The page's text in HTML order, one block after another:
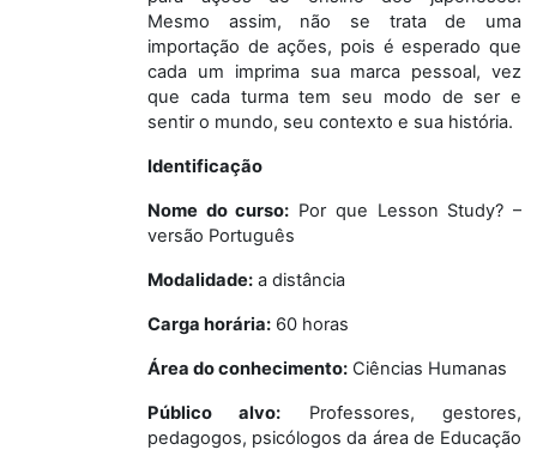
Mesmo assim, não se trata de uma
importação de ações, pois é esperado que
cada um imprima sua marca pessoal, vez
que cada turma tem seu modo de ser e
sentir o mundo, seu contexto e sua história.
Identificação
Nome do curso: Por que Lesson Study? –
versão Português
Modalidade: a distância
Carga horária: 60 horas
Área do conhecimento: Ciências Humanas
Público alvo: Professores, gestores,
pedagogos, psicólogos da área de Educação